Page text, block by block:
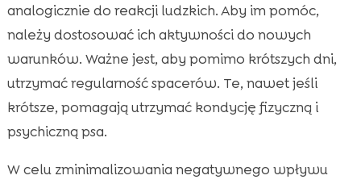
analogicznie do reakcji ludzkich. Aby im pomóc,
należy dostosować ich aktywności do nowych
warunków. Ważne jest, aby pomimo krótszych dni,
utrzymać regularność spacerów. Te, nawet jeśli
krótsze, pomagają utrzymać kondycję fizyczną i
psychiczną psa.
W celu zminimalizowania negatywnego wpływu